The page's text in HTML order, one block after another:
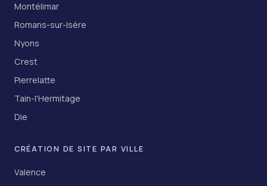
Montélimar
Romans-sur-Isère
Nyons
Crest
Pierrelatte
Tain-l'Hermitage
Die
CRÉATION DE SITE PAR VILLE
Valence